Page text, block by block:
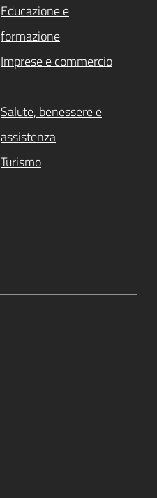
Educazione e
formazione
Imprese e commercio
Salute, benessere e
assistenza
Turismo